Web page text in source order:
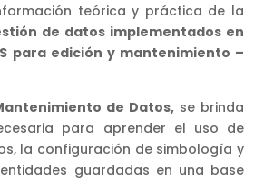
teórica y práctica de la
de datos implementados en
para edición y mantenimiento –
de Datos,se brinda
para aprender el uso de
la configuración de simbología y
guardadas en una base